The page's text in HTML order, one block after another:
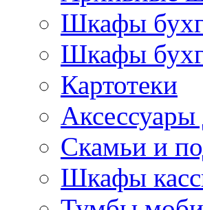
Шкафы
Шкафы
Картотеки
Аксессуары
Скамьи и
Шкафы